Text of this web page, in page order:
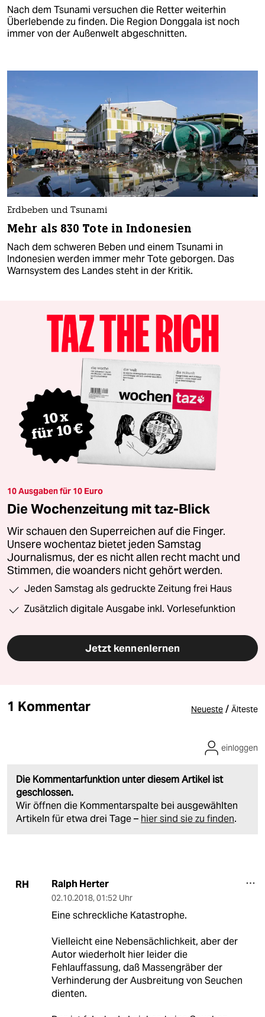
Nach dem Tsunami versuchen die Retter weiterhin
Überlebende zu finden. Die Region Donggala ist noch
immer von der Außenwelt abgeschnitten.
Erdbeben und Tsunami
Mehr als 830 Tote in Indonesien
Nach dem schweren Beben und einem Tsunami in
Indonesien werden immer mehr Tote geborgen. Das
Warnsystem des Landes steht in der Kritik.
10 Ausgaben für 10 Euro
Die Wochenzeitung mit taz-Blick
Wir schauen den Superreichen auf die Finger.
Unsere wochentaz bietet jeden Samstag
Journalismus, der es nicht allen recht macht und
Stimmen, die woanders nicht gehört werden.
Jeden Samstag als gedruckte Zeitung frei Haus
Zusätzlich digitale Ausgabe inkl. Vorlesefunktion
Jetzt kennenlernen
1 Kommentar Neueste / Älteste
Die Kommentarfunktion unter diesem Artikel ist
geschlossen.
Wir öffnen die Kommentarspalte bei ausgewählten
Artikeln für etwa drei Tage – hier sind sie zu finden.
einloggen
RH Ralph Herter
02.10.2018, 01:52 Uhr
Eine schreckliche Katastrophe.
Vielleicht eine Nebensächlichkeit, aber der
Autor wiederholt hier leider die
Fehlauffassung, daß Massengräber der
Verhinderung der Ausbreitung von Seuchen
dienten.